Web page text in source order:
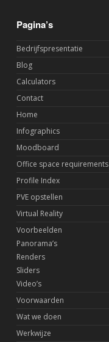
Pagina’s
Bedrijfspresentatie
Blog
Calculators
Contact
Home
Infographics
Moodboard
Office space requirements
Profile Index
PVE opstellen
Virtual Reality
Voorbeelden
Panorama’s
Renders
Sliders
Video’s
Voorwaarden
Wat we doen
Werkwijze